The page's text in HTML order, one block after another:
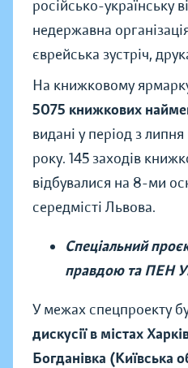
російсько-українську
недержавна
єврейська зустріч,
На книжковому
5075 книжкових
видані у період з
року. 145 заходів
відбувалися на 8-ми
середмісті Львова.
Спеціальний
правдою та ПЕН
У межах спецпроекту
дискусії в містах
Богданівка (Київська